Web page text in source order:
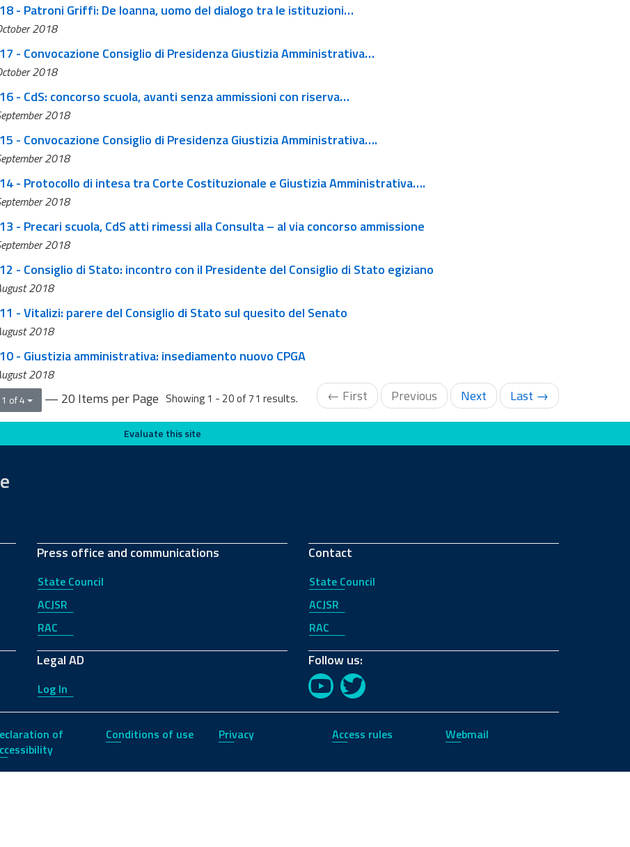
- Patroni Griffi: De Ioanna, uomo del dialogo tra le istituzioni…
2018
n. 617 - Convocazione Consiglio di Presidenza Giustizia Amministrativa…
2018
- CdS: concorso scuola, avanti senza ammissioni con riserva…
2018
- Convocazione Consiglio di Presidenza Giustizia Amministrativa….
2018
- Protocollo di intesa tra Corte Costituzionale e Giustizia Amministrativa….
2018
- Precari scuola, CdS atti rimessi alla Consulta – al via concorso ammissione
2018
- Consiglio di Stato: incontro con il Presidente del Consiglio di Stato egiziano
2018
- Vitalizi: parere del Consiglio di Stato sul quesito del Senato
2018
- Giustizia amministrativa: insediamento nuovo CPGA
2018
of 4 — 20 Items per Page Showing 1 - 20 of 71 results. ← First Previous Next Last →
Evaluate this site
Press office and communications
State Council
ACJSR
RAC
Legal AD
Log In
Contact
State Council
ACJSR
RAC
Follow us:
YouTubeTwitter
of
Conditions of use Privacy Access rules Webmail